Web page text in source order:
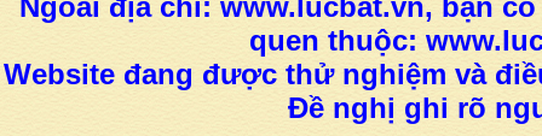
Ngoài địa chỉ: www.lucbat.vn, bạn
quen thuộc:
Website đang được thử nghiệm và
Đề nghị ghi rõ